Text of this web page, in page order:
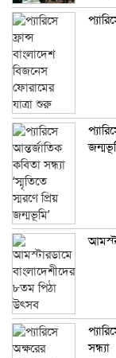
সন্ধ্যা